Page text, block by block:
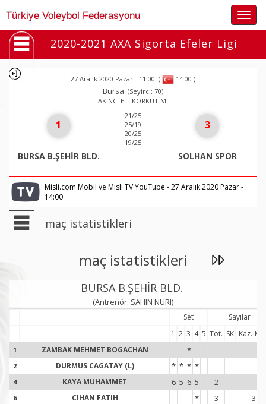
Türkiye Voleybol Federasyonu
2020-2021 AXA Sigorta Efeler Ligi
27 Aralık 2020 Pazar - 11:00 ( 14:00 )
Bursa (Seyirci: 70)
AKINCI E. - KORKUT M.
1
BURSA B.ŞEHİR BLD.
21/25
25/19
20/25
19/25
3
SOLHAN SPOR
Misli.com Mobil ve Misli TV YouTube - 27 Aralık 2020 Pazar -
14:00
maç istatistikleri
maç istatistikleri
BURSA B.ŞEHİR BLD.
(Antrenör: SAHIN NURI)
Set
Sayılar
1 2 3 4 5 Tot. SK Kaz.-
1 ZAMBAK MEHMET BOGACHAN * - - -
2 DURMUS CAGATAY (L) * * * * - - -
4 KAYA MUHAMMET 6 5 6 5 2 - -
6 CIHAN FATIH * 3 - 3